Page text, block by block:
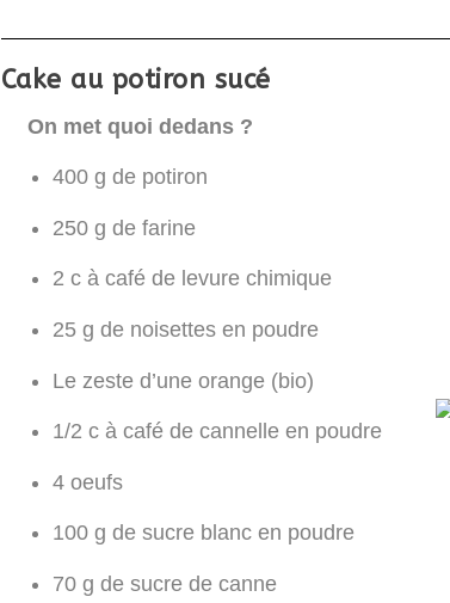
Cake au potiron sucé
On met quoi dedans ?
400 g de potiron
250 g de farine
2 c à café de levure chimique
25 g de noisettes en poudre
Le zeste d’une orange (bio)
1/2 c à café de cannelle en poudre
4 oeufs
100 g de sucre blanc en poudre
70 g de sucre de canne